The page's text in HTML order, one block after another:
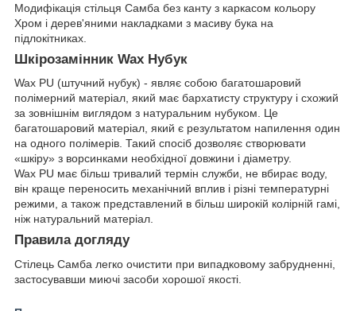
Модифікація стільця Самба без канту з каркасом кольору
Хром і дерев'яними накладками з масиву бука на
підлокітниках.
Шкірозамінник Wax Нубук
Wax PU (штучний нубук) - являє собою багатошаровий
полімерний матеріал, який має бархатисту структуру і схожий
за зовнішнім виглядом з натуральним нубуком. Це
багатошаровий матеріал, який є результатом напилення один
на одного полімерів. Такий спосіб дозволяє створювати
«шкіру» з ворсинками необхідної довжини і діаметру.
Wax PU має більш тривалий термін служби, не вбирає воду,
він краще переносить механічний вплив і різні температурні
режими, а також представлений в більш широкій колірній гамі,
ніж натуральний матеріал.
Правила догляду
Стілець Самба легко очистити при випадковому забрудненні,
застосувавши миючі засоби хорошої якості.